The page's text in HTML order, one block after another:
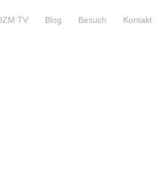
TV Blog Besuch Kontakt